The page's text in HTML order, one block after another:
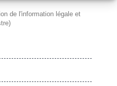
de l'information légale et